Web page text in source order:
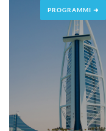
PROGRAMMI ➜